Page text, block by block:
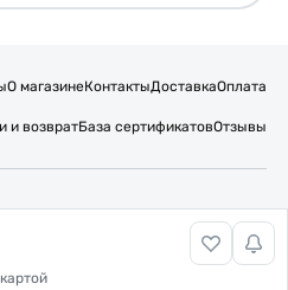
О магазинеКонтактыДоставкаОплата
и возвратБаза сертификатовОтзывы